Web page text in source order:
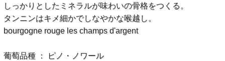
しっかりとしたミネラルが味わいの骨格をつくる。
タンニンはキメ細かでしなやかな喉越し。
bourgogne rouge les champs d'argent
葡萄品種 ： ピノ・ノワール